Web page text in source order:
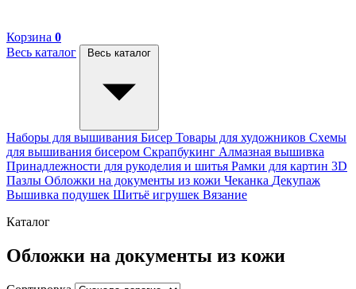
Корзина 0
Весь каталог
Весь каталог
Наборы для вышивания Бисер Товары для художников Схемы
для вышивания бисером Скрапбукинг Алмазная вышивка
Принадлежности для рукоделия и шитья Рамки для картин 3D
Пазлы Обложки на документы из кожи Чеканка Декупаж
Вышивка подушек Шитьё игрушек Вязание
Каталог
Обложки на документы из кожи